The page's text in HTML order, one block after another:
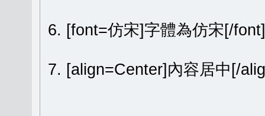
[font=仿宋]字體為仿宋[/
[align=Center]內容居中[/